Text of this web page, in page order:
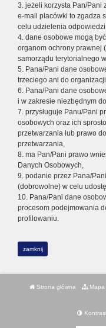
3. jeżeli korzysta Pan/Pani
e-mail placówki to zgadza
celu udzielenia
4. dane osobowe mogą
organom ochrony prawnej
samorządu terytorialnego
5. Pana/Pani dane
trzeciego ani do
6. Pana/Pani dane
i w zakresie niezbędnym
7. przysługuje Panu/Pani
osobowych oraz ich
przetwarzania lub prawo
przetwarzania,
8. ma Pan/Pani prawo
Danych Osobowych,
9. podanie przez Pana/
(dobrowolne) w celu
10. Pana/Pani dane
procesom podejmowania
profilowaniu.
zamknij
Strona główna Mapa